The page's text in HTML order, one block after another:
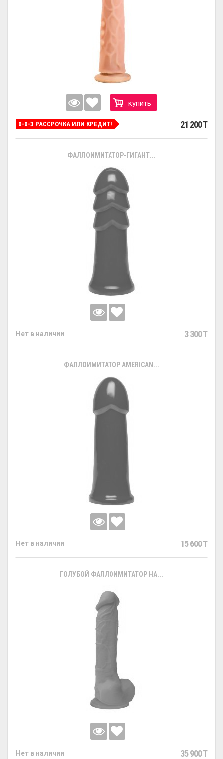
купить
0-0-3 РАССРОЧКА ИЛИ КРЕДИТ! 21 200 T
ФАЛЛОИМИТАТОР-ГИГАНТ...
Нет в наличии 3 300 T
ФАЛЛОИМИТАТОР AMERICAN...
Нет в наличии 15 600 T
ГОЛУБОЙ ФАЛЛОИМИТАТОР НА...
Нет в наличии 35 900 T